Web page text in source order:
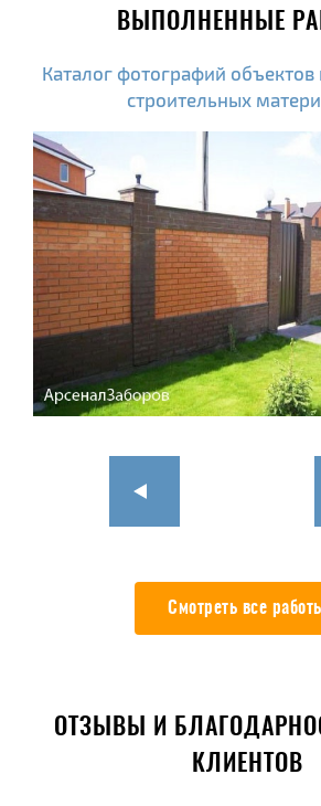
ВЫПОЛНЕННЫЕ
Каталог фотографий
строительных
Смотреть все
ОТЗЫВЫ И
КЛИЕНТОВ